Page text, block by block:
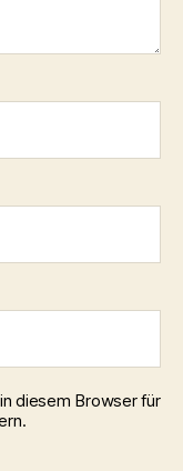
diesem Browser für